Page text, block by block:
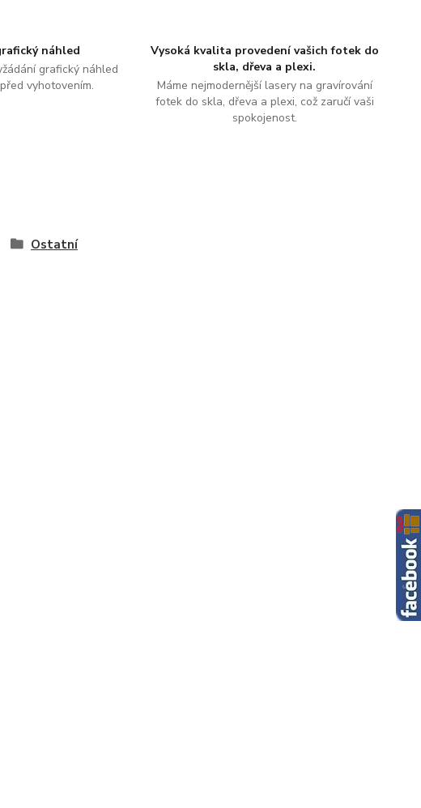
náhled
grafický náhled
vyhotovením.
Vysoká kvalita provedení vašich fotek do
skla, dřeva a plexi.
Máme nejmodernější lasery na gravírování
fotek do skla, dřeva a plexi, což zaručí vaši
spokojenost.
Ostatní